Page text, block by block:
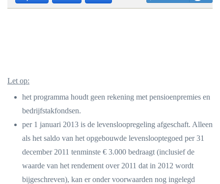
Let op:
het programma houdt geen rekening met pensioenpremies en
bedrijfstakfondsen.
per 1 januari 2013 is de levensloopregeling afgeschaft. Alleen
als het saldo van het opgebouwde levenslooptegoed per 31
december 2011 tenminste € 3.000 bedraagt (inclusief de
waarde van het rendement over 2011 dat in 2012 wordt
bijgeschreven), kan er onder voorwaarden nog ingelegd